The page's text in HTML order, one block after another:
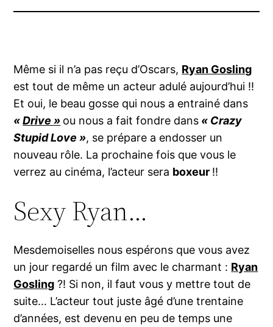
Même si il n’a pas reçu d’Oscars, Ryan Gosling
est tout de même un acteur adulé aujourd’hui !!
Et oui, le beau gosse qui nous a entrainé dans
«Drive » ou nous a fait fondre dans « Crazy
Stupid Love », se prépare a endosser un
nouveau rôle. La prochaine fois que vous le
verrez au cinéma, l’acteur sera boxeur !!
Sexy Ryan…
Mesdemoiselles nous espérons que vous avez
un jour regardé un film avec le charmant : Ryan
Gosling ?! Si non, il faut vous y mettre tout de
suite… L’acteur tout juste âgé d’une trentaine
d’années, est devenu en peu de temps une